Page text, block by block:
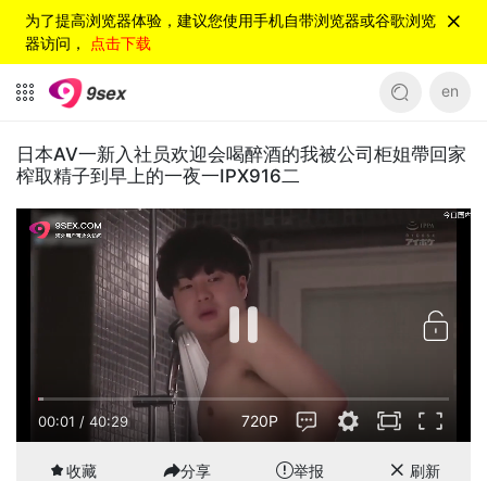
为了提高浏览器体验，建议您使用手机自带浏览器或谷歌浏览
器访问， 点击下载
en
日本AV一新入社员欢迎会喝醉酒的我被公司柜姐帶回家
榨取精子到早上的一夜一IPX916二
00:01 / 40:29 720P
收藏 分享 举报 刷新